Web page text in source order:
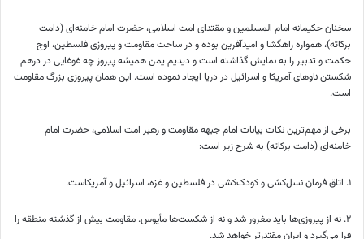
سخنان حکیمانه امام المسلمین و مقتدای امت اسلامی، حضرت امام خامنه‌ای (دامت
برکاته)، همواره راهگشا و امیدآفرین بوده و در ساحت مقاومت و پیروزی فلسطین، اوج
حکمت و تدبیر را به نمایش گذاشته است و دیدیم یمن همیشه پیروز چه غوغایی در درهم
شکستن ناوهای آمریکا و اسرائیل در دریا ایجاد نموده است. این همان پیروزی بزرگ مقاومت
است.
برخی از مهم‌ترین نکات بیانات امام جبهه مقاومت و رهبر امت اسلامی، حضرت امام
خامنه‌ای (دامت برکاته) به شرح زیر است:
۱. اتاق فرمان نسل‌کشی و کودک‌کشی در فلسطین و غزه، اسرائیل و آمریکاست.
۲. نه از پیروزی‌ها باید مغرور شد و نه از شکست‌ها مأیوس. مقاومت بیش از گذشته منطقه را
فرا می‌گیرد و ایران مقتدرتر خواهد شد.